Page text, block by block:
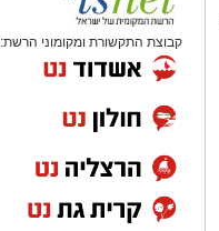
קבוצת התקשורת ומקומוני הרשת: